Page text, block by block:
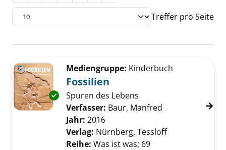
Treffer pro Seite
Zu den Suchfiltern springen
Exemplar-Details von Fossilien anzeigen
Mediengruppe: Kinderbuch
Fossilien
Spuren des Lebens
Verfasser: Baur, Manfred Suche nach
Jahr: 2016
Verlag: Nürnberg, Tessloff
Reihe: Was ist was; 69